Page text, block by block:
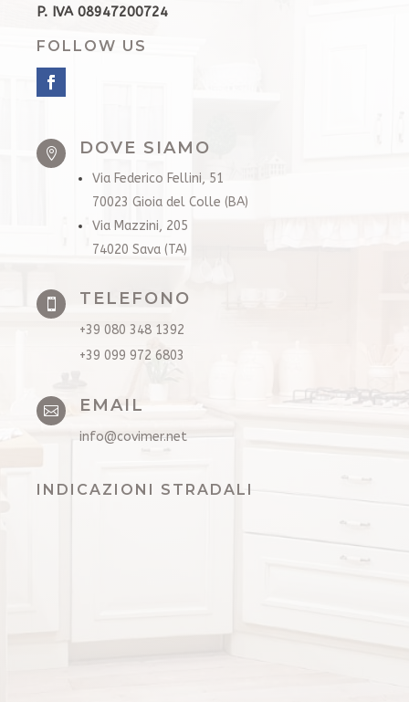
P. IVA 08947200724
FOLLOW US
 DOVE SIAMO
Via Federico Fellini, 51
70023 Gioia del Colle (BA)
Via Mazzini, 205
74020 Sava (TA)
 TELEFONO
+39 080 348 1392
+39 099 972 6803
 EMAIL
info@covimer.net
INDICAZIONI STRADALI